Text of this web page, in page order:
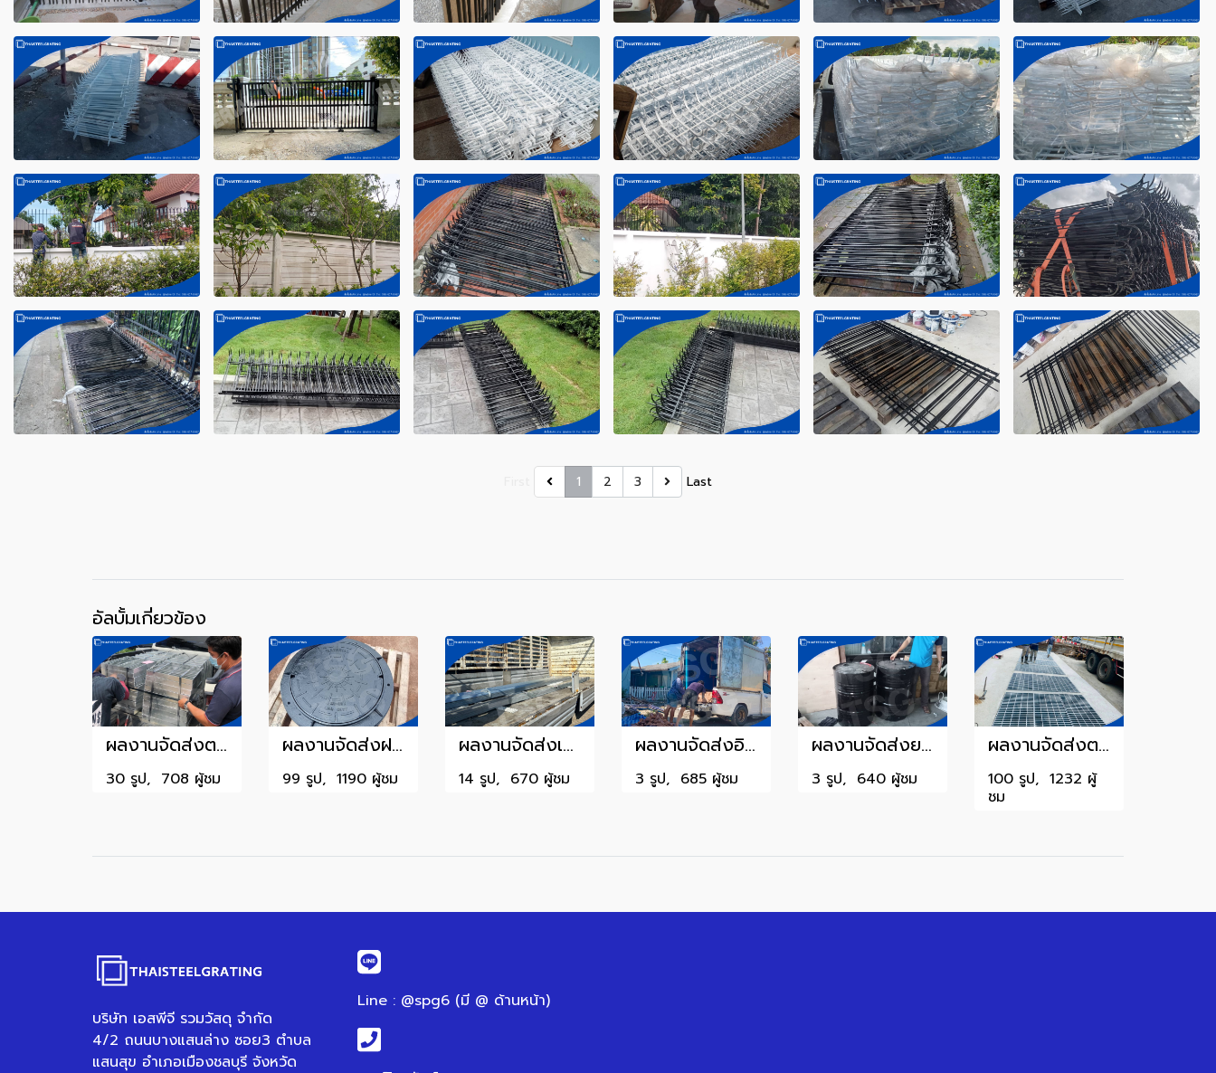
1 2 3 Last
อัลบั้มเกี่ยวข้อง
ผลงานจัดส่งตะแกรงรางระบายน้ำ3
30 รูป, 708 ผู้ชม
ผลงานจัดส่งฝาท่อ1
99 รูป, 1190 ผู้ชม
ผลงานจัดส่งเหล็กรูปพรรณ
14 รูป, 670 ผู้ชม
ผลงานจัดส่งอิฐก่อสร้าง
3 รูป, 685 ผู้ชม
ผลงานจัดส่งยางมะตอย
3 รูป, 640 ผู้ชม
ผลงานจัดส่งตะแกรงรางระบายน้ำ1
100 รูป, 1232 ผู้
ชม
บริษัท เอสพีจี รวมวัสดุ จำกัด
4/2 ถนนบางแสนล่าง ซอย3 ตำบล
แสนสุข อำเภอเมืองชลบุรี จังหวัด
Line : @spg6 (มี @ ด้านหน้า)